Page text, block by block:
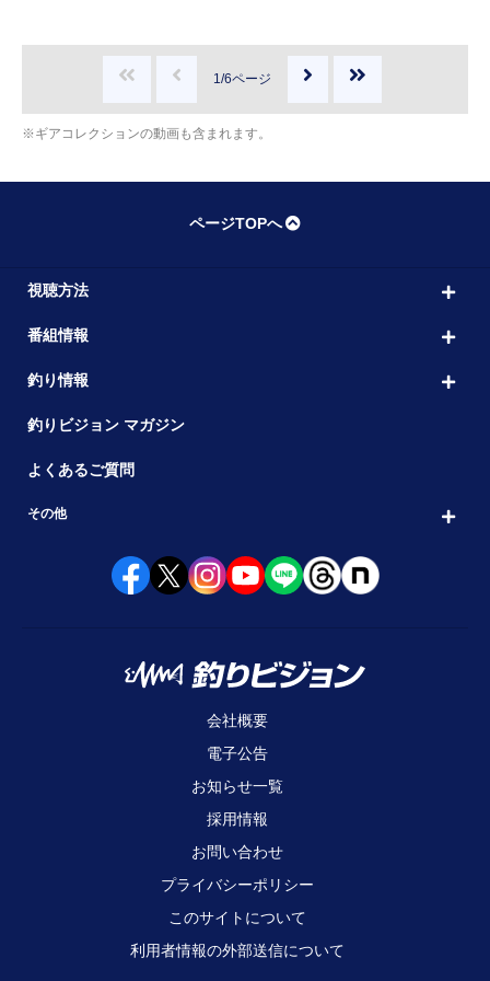
1/6ページ
※ギアコレクションの動画も含まれます。
ページTOPへ
視聴方法
番組情報
釣り情報
釣りビジョン マガジン
よくあるご質問
その他
会社概要
電子公告
お知らせ一覧
採用情報
お問い合わせ
プライバシーポリシー
このサイトについて
利用者情報の外部送信について